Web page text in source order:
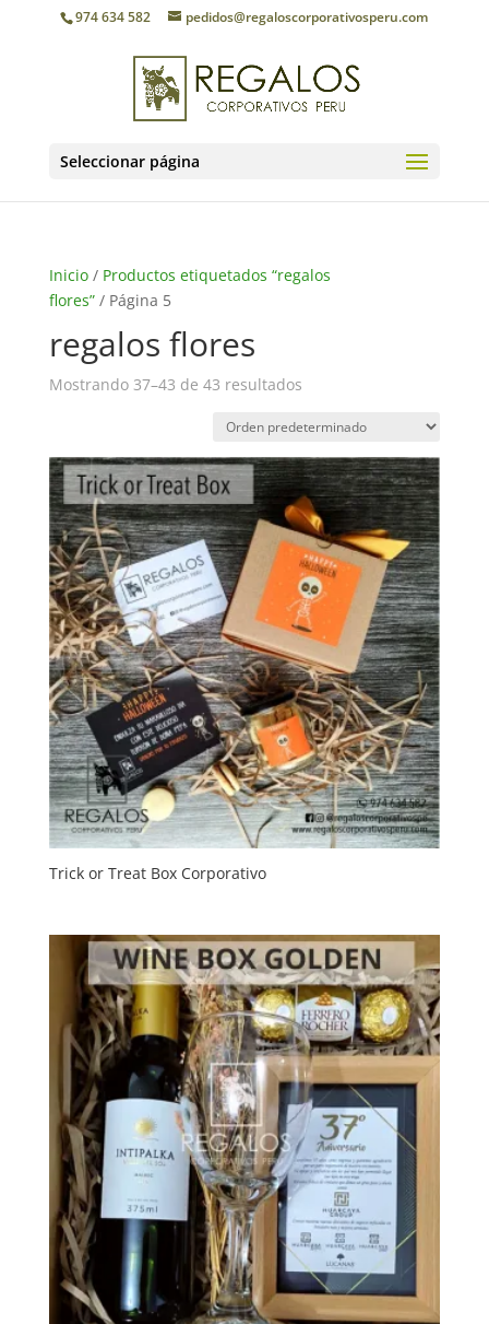
974 634 582 pedidos@regaloscorporativosperu.com
Seleccionar página
Inicio/ Productos etiquetados “regalos
flores”/ Página 5
regalos flores
Mostrando 37–43 de 43 resultados
Trick or Treat Box Corporativo